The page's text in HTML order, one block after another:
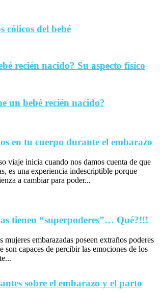
cólicos del bebé
recién nacido? Su aspecto físico
un bebé recién nacido?
en tu cuerpo durante el embarazo
viaje inicia cuando nos damos cuenta de que
es una experiencia indescriptible porque
a cambiar para poder...
tienen “superpoderes”… Qué?!!!
mujeres embarazadas poseen extraños poderes
son capaces de percibir las emociones de los
sobre el embarazo y el parto